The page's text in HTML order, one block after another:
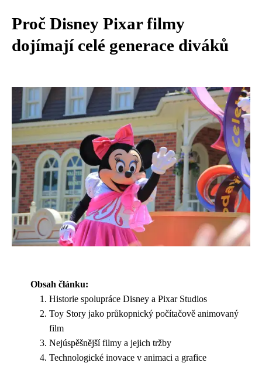
Proč Disney Pixar filmy
dojímají celé generace diváků
Obsah článku:
Historie spolupráce Disney a Pixar Studios
Toy Story jako průkopnický počítačově animovaný
film
Nejúspěšnější filmy a jejich tržby
Technologické inovace v animaci a grafice